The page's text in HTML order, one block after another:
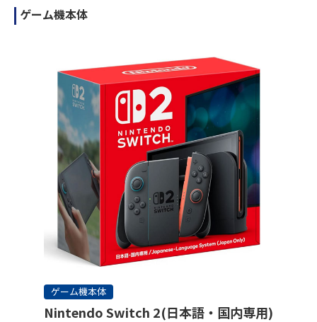
ゲーム機本体
ゲーム機本体
Nintendo Switch 2(日本語・国内専用)